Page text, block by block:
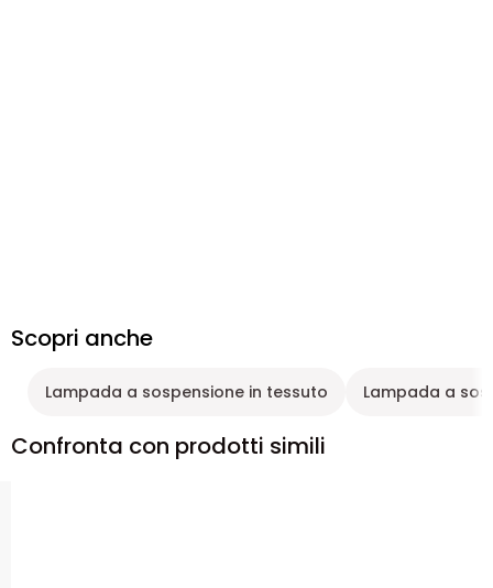
Scopri anche
Lampada a sospensione in tessuto Lampada a
Confronta con prodotti simili